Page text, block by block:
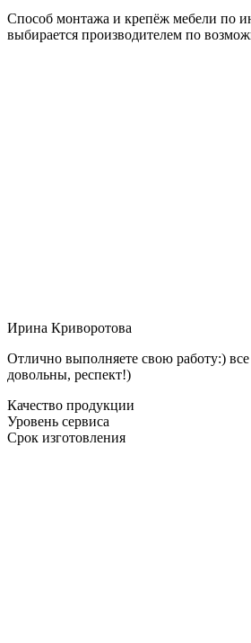
Способ монтажа и крепёж мебели по
выбирается производителем по
Ирина Криворотова
Отлично выполняете свою работу:) все
довольны, респект!)
Качество продукции
Уровень сервиса
Срок изготовления